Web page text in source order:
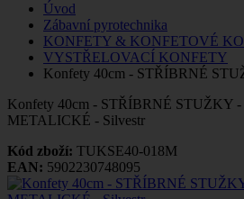
Úvod
Zábavní pyrotechnika
KONFETY & KONFETOVÉ
VYSTŘELOVACÍ KONFETY
Konfety 40cm - STŘÍBRNÉ
Konfety 40cm - STŘÍBRNÉ STUŽKY
METALICKÉ - Silvestr
Kód zboží: TUKSE40-018M
EAN: 5902230748095